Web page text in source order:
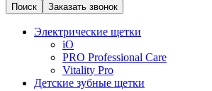
Поиск Заказать звонок
Электрические щетки
iO
PRO Professional Care
Vitality Pro
Детские зубные щетки